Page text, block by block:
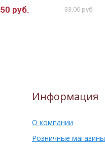
руб. 33,00 руб.
Информация
О компании
Розничные магазины